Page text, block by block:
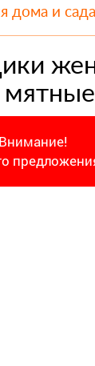
дома и сада
Внимание!